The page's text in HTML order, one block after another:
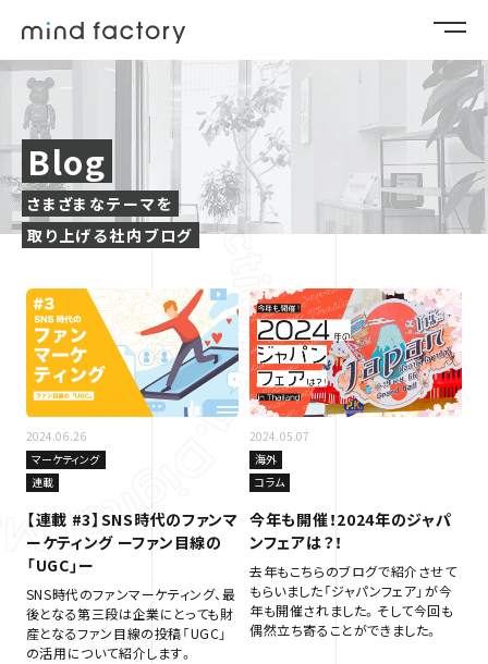
Blog
さまざまなテーマを
取り上げる社内ブログ
2024.06.26
マーケティング
連載
【連載 #3】SNS時代のファンマ
ーケティング ーファン目線の
「UGC」ー
SNS時代のファンマーケティング、最
後となる第三段は企業にとっても財
産となるファン目線の投稿「UGC」
の活用について紹介します。
2024.05.07
海外
コラム
今年も開催！2024年のジャパ
ンフェアは？！
去年もこちらのブログで紹介させて
もらいました「ジャパンフェア」が今
年も開催されました。そして今回も
偶然立ち寄ることができました。